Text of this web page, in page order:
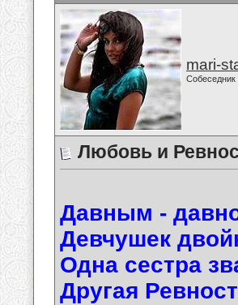
mari-
Собеседник
Любовь и
Давным -
Девчушек
Одна сестра
Другая